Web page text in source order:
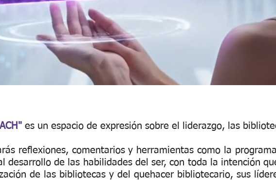
es un espacio de expresión sobre el liderazgo, las
reflexiones, comentarios y herramientas como la
desarrollo de las habilidades del ser, con toda la intención
de las bibliotecas y del quehacer bibliotecario, sus